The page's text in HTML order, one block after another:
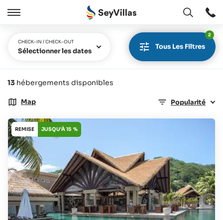
Cermer
Ouvert
CHECK-IN / CHECK-OUT
Sélectionner les dates Tous Les Filtres
2
13 hébergements disponibles
Map Popularité
REMISE JUSQU'À 15 %